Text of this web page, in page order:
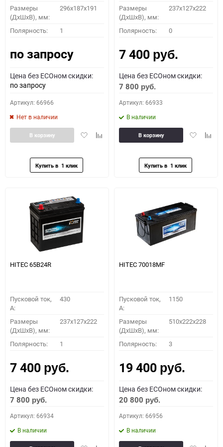
Размеры
(ДхШхВ), мм:
296х187х191
Полярность: 1
по запросу
Цена без ECOном скидки:
по запросу
Артикул: 66966
Нет в наличии
ДобавитьДобавить
В корзину
Размеры
(ДхШхВ), мм:
237x127x222
Полярность: 0
7 400 руб.
Цена без ECOном скидки:
7 800 руб.
Артикул: 66933
В наличии
Добавить
В корзину
HITEC 65B24R
Пусковой ток,
A:
430
Размеры
(ДхШхВ), мм:
237x127x222
Полярность: 1
7 400 руб.
Цена без ECOном скидки:
7 800 руб.
Артикул: 66934
В наличии
HITEC 70018MF
Пусковой ток,
A:
1150
Размеры
(ДхШхВ), мм:
510x222x228
Полярность: 3
19 400 руб.
Цена без ECOном скидки:
20 800 руб.
Артикул: 66956
В наличии